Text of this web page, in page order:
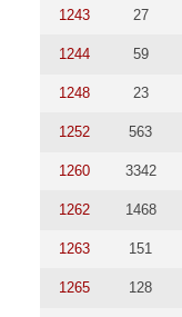
1243 27
1244 59
1248 23
1252 563
1260 3342
1262 1468
1263 151
1265 128